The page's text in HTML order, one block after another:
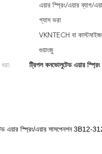
এয়ার স্প্রিং/এয়ার ব্যাগ/
গ্যাস ভরা
VKNTECH বা
গুয়াংজু
ট্রিপল কনভোলুটেড এয়ার
এয়ার স্প্রিং/এয়ার সাসপেনশন